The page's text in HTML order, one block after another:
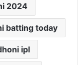
2024
batting today
ipl